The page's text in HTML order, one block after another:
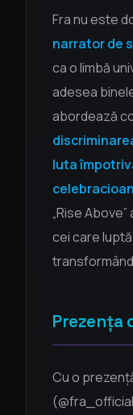
Fra nu este
narrator de
ca o limbă
adesea
abordează
luta
„Rise
cei care
Prezența
Cu o